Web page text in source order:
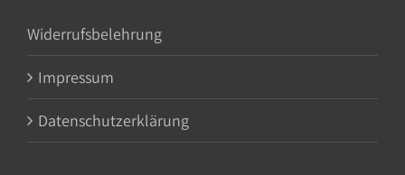
Widerrufsbelehrung
Impressum
Datenschutzerklärung